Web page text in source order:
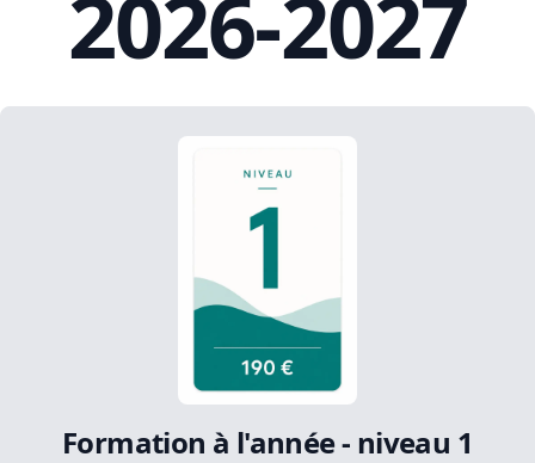
2026-2027
Formation à l'année - niveau 1